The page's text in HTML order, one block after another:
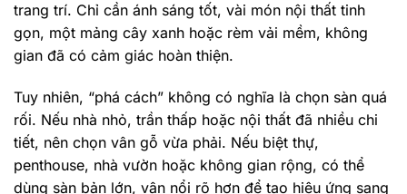
trang trí. Chỉ cần ánh sáng tốt, vài món nội thất tinh
gọn, một mảng cây xanh hoặc rèm vải mềm, không
gian đã có cảm giác hoàn thiện.
Tuy nhiên, “phá cách” không có nghĩa là chọn sàn quá
rối. Nếu nhà nhỏ, trần thấp hoặc nội thất đã nhiều chi
tiết, nên chọn vân gỗ vừa phải. Nếu biệt thự,
penthouse, nhà vườn hoặc không gian rộng, có thể
dùng sàn bản lớn, vân nổi rõ hơn để tạo hiệu ứng sang